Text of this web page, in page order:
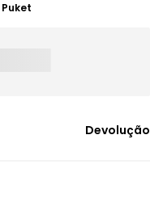
Puket
Devolução